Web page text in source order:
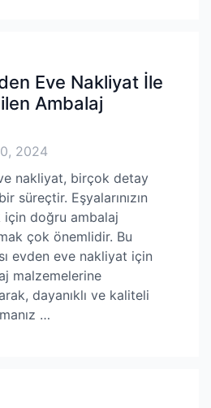
Eve Nakliyat İle
Ambalaj
2024
nakliyat, birçok detay
süreçtir. Eşyalarınızın
doğru ambalaj
çok önemlidir. Bu
evden eve nakliyat için
malzemelerine
dayanıklı ve kaliteli
…